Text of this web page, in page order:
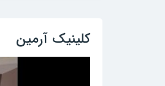
کلینیک آرمین